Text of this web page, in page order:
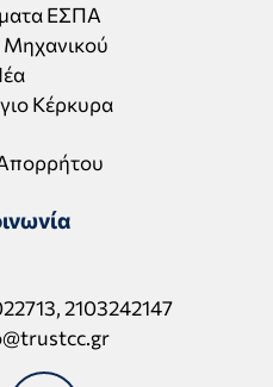
ΕΣΠΑ
Μηχανικού
Κέρκυρα
,2103242147